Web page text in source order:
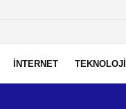
İNTERNET TEKNOLOJİ